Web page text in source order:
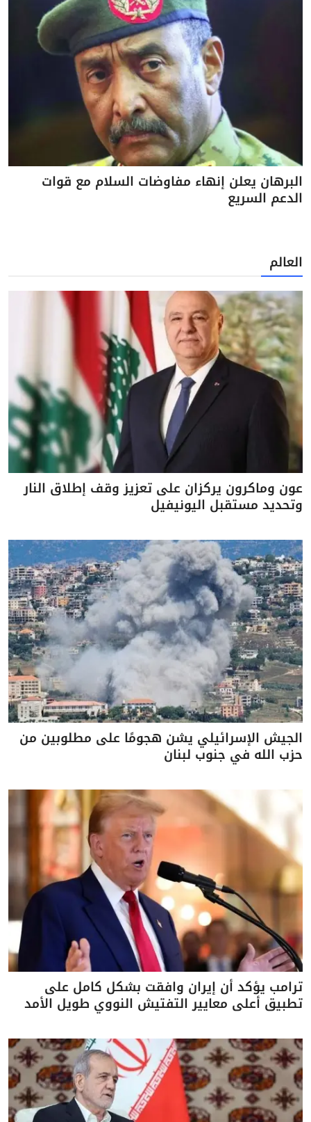
البرهان يعلن إنهاء مفاوضات السلام مع قوات
الدعم السريع
العالم
عون وماكرون يركزان على تعزيز وقف إطلاق النار
وتحديد مستقبل اليونيفيل
الجيش الإسرائيلي يشن هجومًا على مطلوبين من
حزب الله في جنوب لبنان
ترامب يؤكد أن إيران وافقت بشكل كامل على
تطبيق أعلى معايير التفتيش النووي طويل الأمد